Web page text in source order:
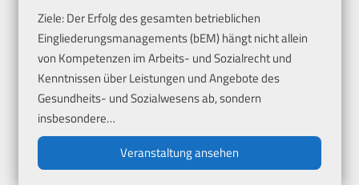
Ziele: Der Erfolg des gesamten betrieblichen
Eingliederungsmanagements (bEM) hängt nicht allein
von Kompetenzen im Arbeits- und Sozialrecht und
Kenntnissen über Leistungen und Angebote des
Gesundheits- und Sozialwesens ab, sondern
insbesondere…
Veranstaltung ansehen